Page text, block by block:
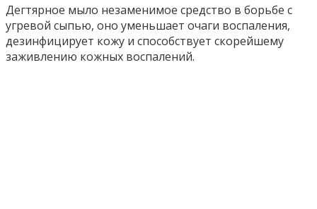
Дегтярное мыло незаменимое средство в борьбе с
угревой сыпью, оно уменьшает очаги воспаления,
дезинфицирует кожу и способствует скорейшему
заживлению кожных воспалений.